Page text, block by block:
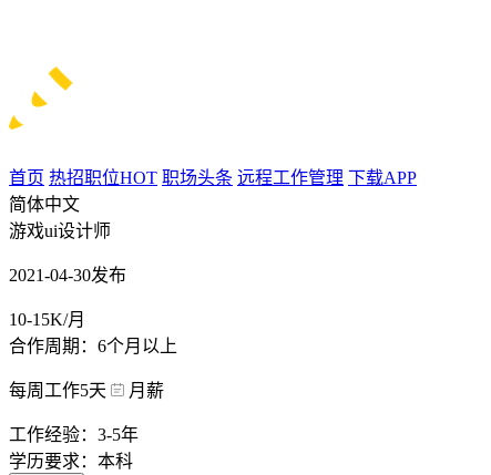
首页 热招职位HOT 职场头条 远程工作管理 下载APP
简体中文
游戏ui设计师
2021-04-30发布
10-15K/月
合作周期：6个月以上
每周工作5天 月薪
工作经验：3-5年
学历要求：本科